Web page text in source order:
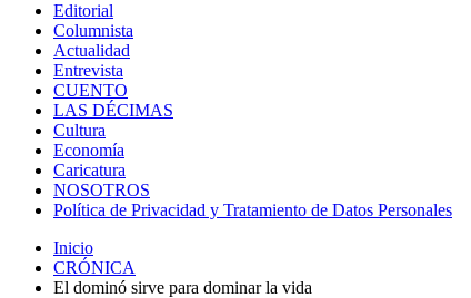
Editorial
Columnista
Actualidad
Entrevista
CUENTO
LAS DÉCIMAS
Cultura
Economía
Caricatura
NOSOTROS
Política de Privacidad y Tratamiento de Datos Personales
Inicio
CRÓNICA
El dominó sirve para dominar la vida